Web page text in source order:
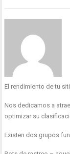
El rendimiento de tu
Nos dedicamos a
optimizar su
Existen dos grupos